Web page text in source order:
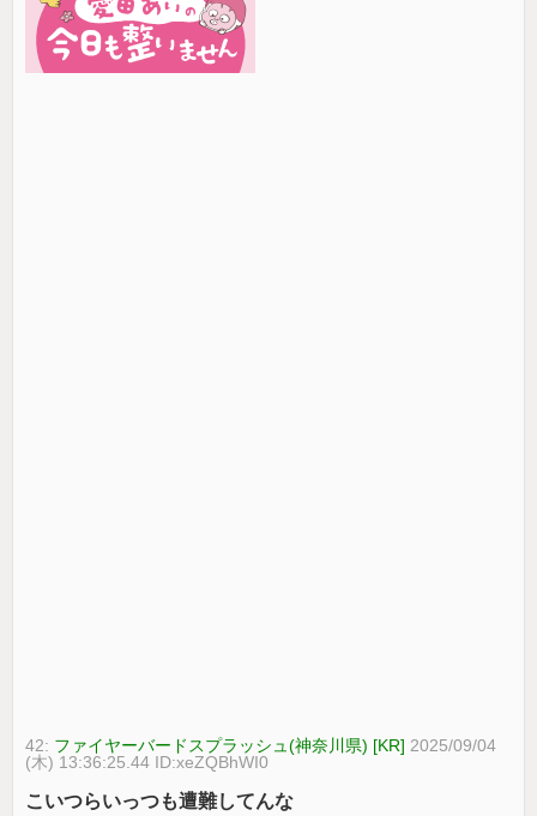
42: ファイヤーバードスプラッシュ(神奈川県) [KR] 2025/09/04
(木) 13:36:25.44 ID:xeZQBhWI0
こいつらいっつも遭難してんな